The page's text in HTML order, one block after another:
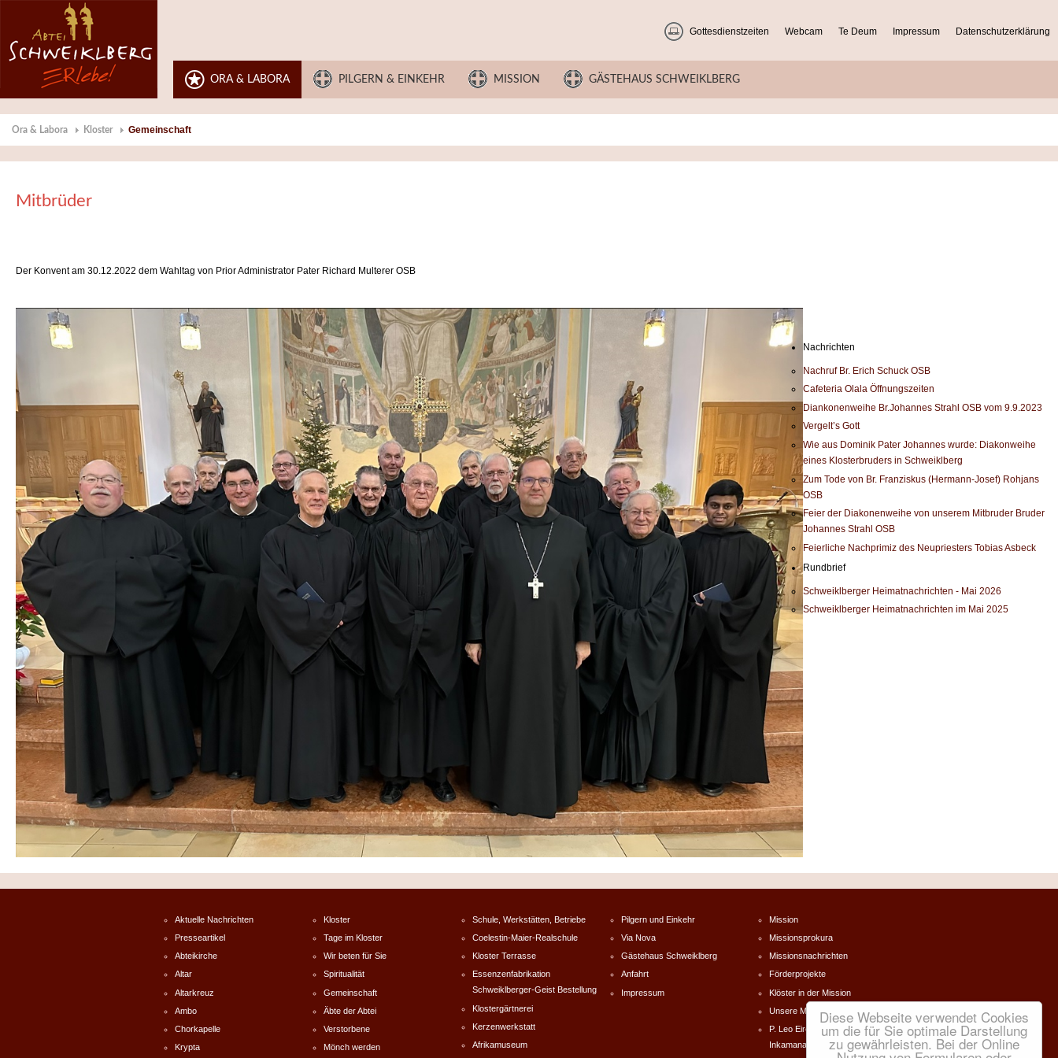
Diese Webseite verwendet Cookies
um die für Sie optimale Darstellung
zu gewährleisten. Bei der Online
Gottesdienstzeiten Webcam Te Deum Impressum Datenschutzerklärung
ORA & LABORA PILGERN & EINKEHR MISSION GÄSTEHAUS SCHWEIKLBERG
Ora & Labora Kloster Gemeinschaft
Mitbrüder
Der Konvent am 30.12.2022 dem Wahltag von Prior Administrator Pater Richard Multerer OSB
Nachrichten
Nachruf Br. Erich Schuck OSB
Cafeteria Olala Öffnungszeiten
Diankonenweihe Br.Johannes Strahl OSB vom 9.9.2023
Vergelt’s Gott
Wie aus Dominik Pater Johannes wurde: Diakonweihe
eines Klosterbruders in Schweiklberg
Zum Tode von Br. Franziskus (Hermann-Josef) Rohjans
OSB
Feier der Diakonenweihe von unserem Mitbruder Bruder
Johannes Strahl OSB
Feierliche Nachprimiz des Neupriesters Tobias Asbeck
Rundbrief
Schweiklberger Heimatnachrichten - Mai 2026
Schweiklberger Heimatnachrichten im Mai 2025
Aktuelle Nachrichten
Presseartikel
Abteikirche
Altar
Altarkreuz
Ambo
Chorkapelle
Krypta
Kloster
Tage im Kloster
Wir beten für Sie
Spiritualität
Gemeinschaft
Äbte der Abtei
Verstorbene
Mönch werden
Schule, Werkstätten, Betriebe
Coelestin-Maier-Realschule
Kloster Terrasse
Essenzenfabrikation
Schweiklberger-Geist Bestellung
Klostergärtnerei
Kerzenwerkstatt
Afrikamuseum
Pilgern und Einkehr
Via Nova
Gästehaus Schweiklberg
Anfahrt
Impressum
Mission
Missionsprokura
Missionsnachrichten
Förderprojekte
Klöster in der Mission
Unsere Missionare
P. Leo Eireiner Südafrika -
Inkamana